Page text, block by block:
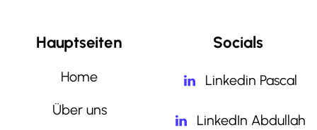
Hauptseiten
Home
Über uns
Socials
Linkedin Pascal
LinkedIn Abdullah